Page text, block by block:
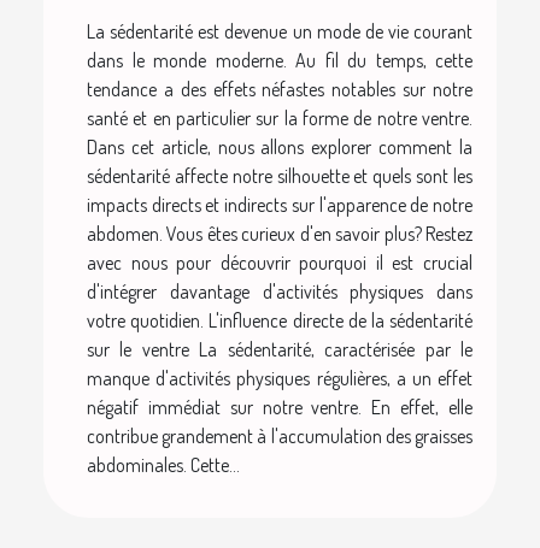
La sédentarité est devenue un mode de vie courant
dans le monde moderne. Au fil du temps, cette
tendance a des effets néfastes notables sur notre
santé et en particulier sur la forme de notre ventre.
Dans cet article, nous allons explorer comment la
sédentarité affecte notre silhouette et quels sont les
impacts directs et indirects sur l'apparence de notre
abdomen. Vous êtes curieux d'en savoir plus? Restez
avec nous pour découvrir pourquoi il est crucial
d'intégrer davantage d'activités physiques dans
votre quotidien. L'influence directe de la sédentarité
sur le ventre La sédentarité, caractérisée par le
manque d'activités physiques régulières, a un effet
négatif immédiat sur notre ventre. En effet, elle
contribue grandement à l'accumulation des graisses
abdominales. Cette...